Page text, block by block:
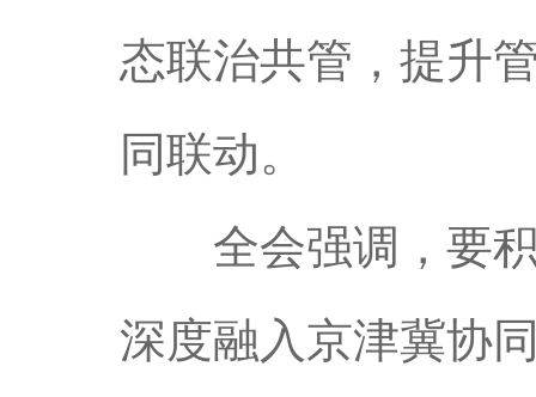
态联治共管，提升
同联动。
全会强调，要积
深度融入京津冀协